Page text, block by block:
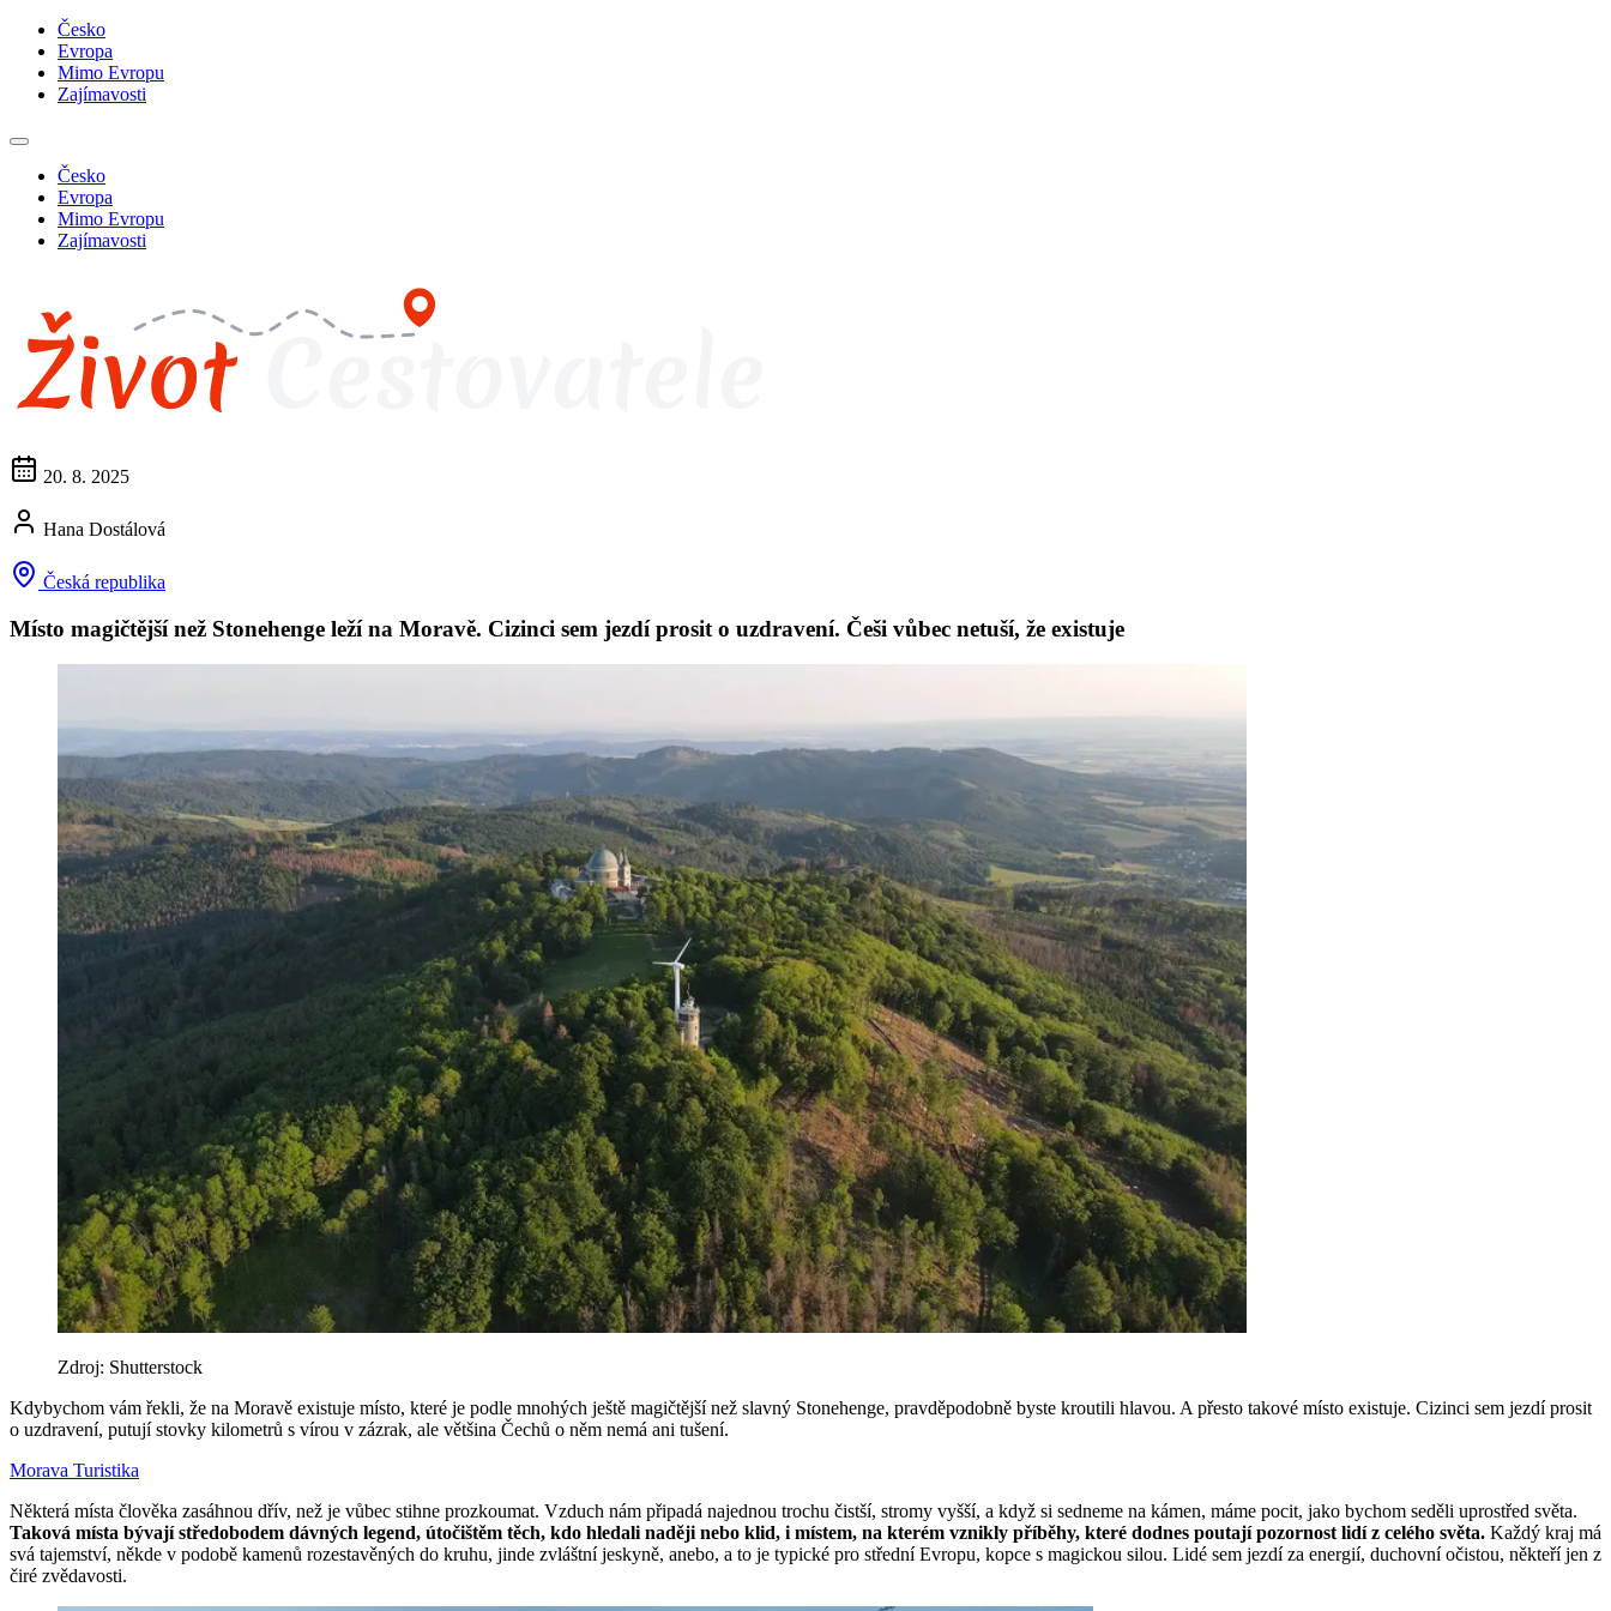
Česko
Evropa
Mimo Evropu
Zajímavosti
Česko
Evropa
Mimo Evropu
Zajímavosti
20. 8. 2025
Hana Dostálová
Česká republika
Místo magičtější než Stonehenge leží na Moravě. Cizinci sem jezdí prosit o uzdravení. Češi vůbec netuší, že existuje
Zdroj: Shutterstock
Kdybychom vám řekli, že na Moravě existuje místo, které je podle mnohých ještě magičtější než slavný Stonehenge, pravděpodobně byste kroutili hlavou. A přesto takové místo existuje. Cizinci sem jezdí prosit
o uzdravení, putují stovky kilometrů s vírou v zázrak, ale většina Čechů o něm nemá ani tušení.
Morava Turistika
Některá místa člověka zasáhnou dřív, než je vůbec stihne prozkoumat. Vzduch nám připadá najednou trochu čistší, stromy vyšší, a když si sedneme na kámen, máme pocit, jako bychom seděli uprostřed světa.
Taková místa bývají středobodem dávných legend, útočištěm těch, kdo hledali naději nebo klid, i místem, na kterém vznikly příběhy, které dodnes poutají pozornost lidí z celého světa. Každý kraj má
svá tajemství, někde v podobě kamenů rozestavěných do kruhu, jinde zvláštní jeskyně, anebo, a to je typické pro střední Evropu, kopce s magickou silou. Lidé sem jezdí za energií, duchovní očistou, někteří jen z
čiré zvědavosti.